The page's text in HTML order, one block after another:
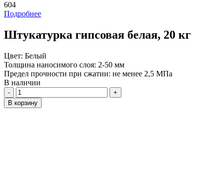
604
Подробнее
Штукатурка гипсовая белая, 20 кг
Цвет: Белый
Толщина наносимого слоя: 2-50 мм
Предел прочности при сжатии: не менее 2,5 МПа
В наличии
Количество
В корзину